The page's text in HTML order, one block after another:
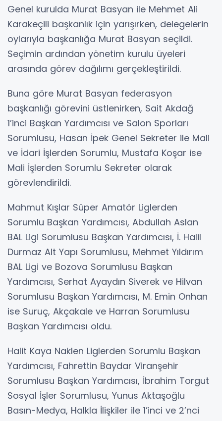
Genel kurulda Murat Basyan ile Mehmet Ali
Karakeçili başkanlık için yarışırken, delegelerin
oylarıyla başkanlığa Murat Basyan seçildi.
Seçimin ardından yönetim kurulu üyeleri
arasında görev dağılımı gerçekleştirildi.
Buna göre Murat Basyan federasyon
başkanlığı görevini üstlenirken, Sait Akdağ
1’inci Başkan Yardımcısı ve Salon Sporları
Sorumlusu, Hasan İpek Genel Sekreter ile Mali
ve İdari İşlerden Sorumlu, Mustafa Koşar ise
Mali İşlerden Sorumlu Sekreter olarak
görevlendirildi.
Mahmut Kışlar Süper Amatör Liglerden
Sorumlu Başkan Yardımcısı, Abdullah Aslan
BAL Ligi Sorumlusu Başkan Yardımcısı, İ. Halil
Durmaz Alt Yapı Sorumlusu, Mehmet Yıldırım
BAL Ligi ve Bozova Sorumlusu Başkan
Yardımcısı, Serhat Ayaydın Siverek ve Hilvan
Sorumlusu Başkan Yardımcısı, M. Emin Onhan
ise Suruç, Akçakale ve Harran Sorumlusu
Başkan Yardımcısı oldu.
Halit Kaya Naklen Liglerden Sorumlu Başkan
Yardımcısı, Fahrettin Baydar Viranşehir
Sorumlusu Başkan Yardımcısı, İbrahim Torgut
Sosyal İşler Sorumlusu, Yunus Aktaşoğlu
Basın-Medya, Halkla İlişkiler ile 1’inci ve 2’nci